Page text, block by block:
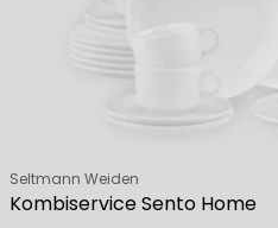
Kombiservice Sento Home
Verkäufer:
Seltmann Weiden